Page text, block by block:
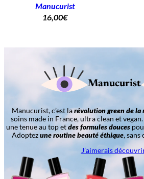
Manucurist
16,00€
Manucurist
Manucurist, c’est larévolution green de la
soins made in France, ultra clean et
une tenue au top etdes formules douces
Adoptezune routine beauté éthique, sans
J’aimerais